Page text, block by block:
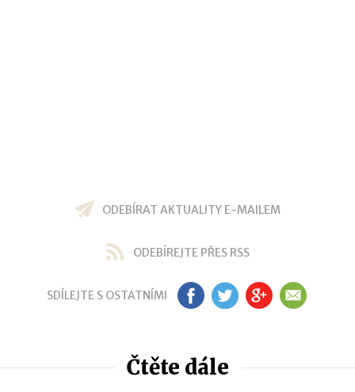
ODEBÍRAT AKTUALITY E-MAILEM
ODEBÍREJTE PŘES RSS
SDÍLEJTE S OSTATNÍMI FB TW GP EM
Čtěte dále